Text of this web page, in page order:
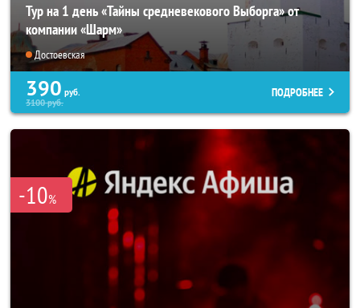
Тур на 1 день «Тайны средневекового Выборга» от
компании «Шарм»
Достоевская
390 руб.
3100руб.
ПОДРОБНЕЕ
-10%